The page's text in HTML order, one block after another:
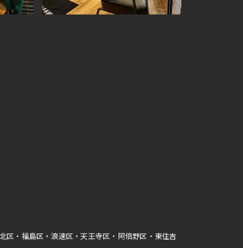
・福島区・浪速区・天王寺区・阿倍野区・東住吉